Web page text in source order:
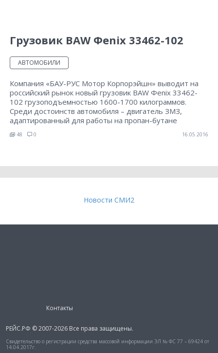
Грузовик BAW Фenix 33462-102
АВТОМОБИЛИ
Компания «БАУ-РУС Мотор Корпорэйшн» выводит на
российский рынок новый грузовик BAW Фenix 33462-
102 грузоподъемностью 1600-1700 килограммов.
Среди достоинств автомобиля – двигатель ЗМЗ,
адаптированный для работы на пропан-бутане
48 0 16.05.2016
Новости СМИ2
Контакты
РЕЙС.РФ © 2007-2026 Все права защищены.
Свидетельство о регистрации средства массовой информации ЭЛ № ФС 77 – 69424 от
14.04.2017г.